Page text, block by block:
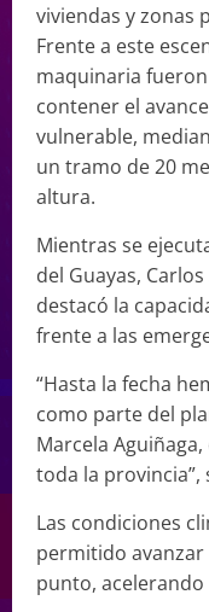
viviendas y zonas
Frente a este
maquinaria
contener el
vulnerable,
un tramo de 20
altura.
Mientras se
del Guayas,
destacó la
frente a las
“Hasta la fecha
como parte del
Marcela
toda la provincia”,
Las condiciones
permitido
punto,